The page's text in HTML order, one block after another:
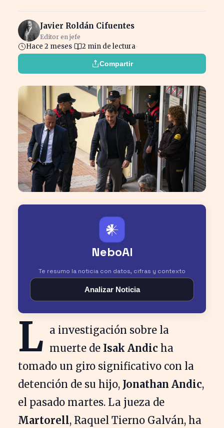
Javier Roldán Cifuentes
Editor en jefe
Hace 2 meses 2 min de lectura
Compartir
𒀭
NeboAI
Te resumo la noticia con datos, cifras y contexto
Analizar Noticia
L a investigación sobre la
muerte de Isak Andic ha
tomado un giro significativo con la
detención de su hijo, Jonathan Andic,
el pasado martes. La jueza de
Martorell, Raquel Tierno Galván, ha